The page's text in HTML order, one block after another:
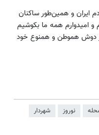
ایران و همین‌طور ساکنان
امیدوارم همه ما بکوشیم
از دوش هموطن و همنوع خود
نوروز
شهردار